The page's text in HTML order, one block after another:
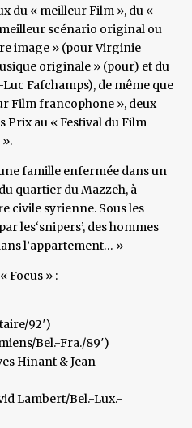
du « meilleur Film », du «
scénario original ou
image » (pour Virginie
originale » (pour) et du
Fafchamps), de même que
Film francophone », deux
Prix au « Festival du Film
famille enfermée dans un
quartier du Mazzeh, à
civile syrienne. Sous les
les‘snipers’, des hommes
l’appartement… »
Focus » :
92′)
Bel.-Fra./89′)
Hinant & Jean
Lambert/Bel.-Lux.-